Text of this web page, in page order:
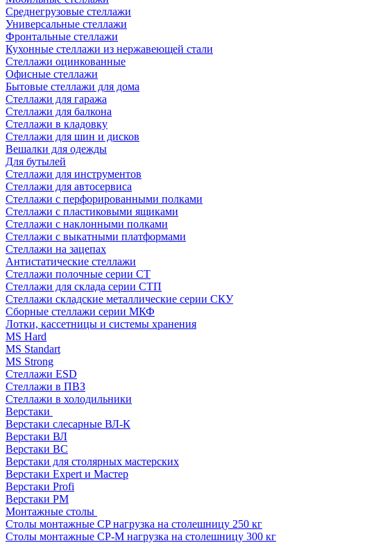
Среднегрузовые стеллажи
Универсальные стеллажи
Фронтальные стеллажи
Кухонные стеллажи из нержавеющей стали
Стеллажи оцинкованные
Офисные стеллажи
Бытовые стеллажи для дома
Стеллажи для гаража
Стеллажи для балкона
Стеллажи в кладовку
Стеллажи для шин и дисков
Вешалки для одежды
Для бутылей
Стеллажи для инструментов
Стеллажи для автосервиса
Стеллажи с перфорированными полками
Стеллажи с пластиковыми ящиками
Стеллажи с наклонными полками
Стеллажи с выкатными платформами
Стеллажи на зацепах
Антистатические стеллажи
Стеллажи полочные серии СТ
Стеллажи для склада серии СТП
Стеллажи складские металлические серии СКУ
Сборные стеллажи серии МКФ
Лотки, кассетницы и системы хранения
MS Hard
MS Standart
MS Strong
Стеллажи ESD
Стеллажи в ПВЗ
Стеллажи в холодильники
Верстаки
Верстаки слесарные ВЛ-К
Верстаки ВЛ
Верстаки ВС
Верстаки для столярных мастерских
Верстаки Expert и Мастер
Верстаки Profi
Верстаки РМ
Монтажные столы
Столы монтажные СP нагрузка на столешницу 250 кг
Столы монтажные СР-М нагрузка на столешницу 300 кг